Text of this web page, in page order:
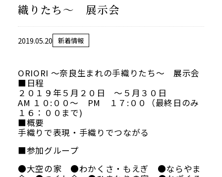
当館について
メディア実績
活動実績
お知らせ
ブログ
織りたち～ 展示会
2019.05.20 新着情報
ORIORI ～奈良生まれの手織りたち～ 展示会
■日程
２０１９年５月２０日 ～５月３０日
AM １０:００～ PM １７:００（最終日のみ
１６：００まで)
■概要
手織りで表現・手織りでつながる
■参加グループ
●大空の家 ●わかくさ・もえぎ ●ならやま